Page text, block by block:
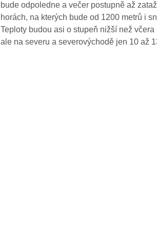
bude odpoledne a večer postupně až
horách, na kterých bude od 1200 metrů i
Teploty budou asi o stupeň nižší než
ale na severu a severovýchodě jen 10 až